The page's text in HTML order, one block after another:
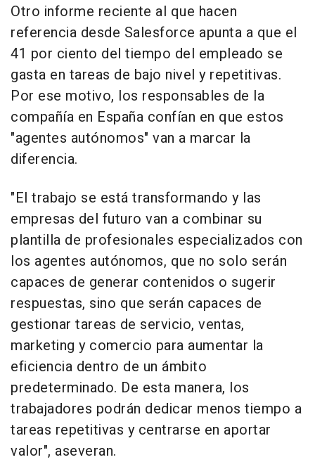
Otro informe reciente al que hacen
referencia desde Salesforce apunta a que el
41 por ciento del tiempo del empleado se
gasta en tareas de bajo nivel y repetitivas.
Por ese motivo, los responsables de la
compañía en España confían en que estos
"agentes autónomos" van a marcar la
diferencia.
"El trabajo se está transformando y las
empresas del futuro van a combinar su
plantilla de profesionales especializados con
los agentes autónomos, que no solo serán
capaces de generar contenidos o sugerir
respuestas, sino que serán capaces de
gestionar tareas de servicio, ventas,
marketing y comercio para aumentar la
eficiencia dentro de un ámbito
predeterminado. De esta manera, los
trabajadores podrán dedicar menos tiempo a
tareas repetitivas y centrarse en aportar
valor", aseveran.